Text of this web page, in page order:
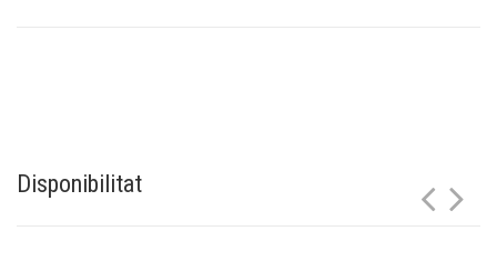
Disponibilitat